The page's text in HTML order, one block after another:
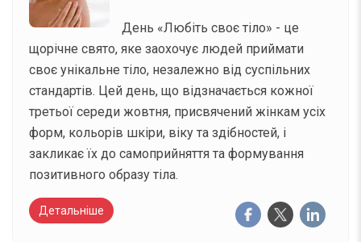
День «Любіть своє тіло» - це
щорічне свято, яке заохочує людей приймати
своє унікальне тіло, незалежно від суспільних
стандартів. Цей день, що відзначається кожної
третьої середи жовтня, присвячений жінкам усіх
форм, кольорів шкіри, віку та здібностей, і
закликає їх до самоприйняття та формування
позитивного образу тіла.
Детальніше